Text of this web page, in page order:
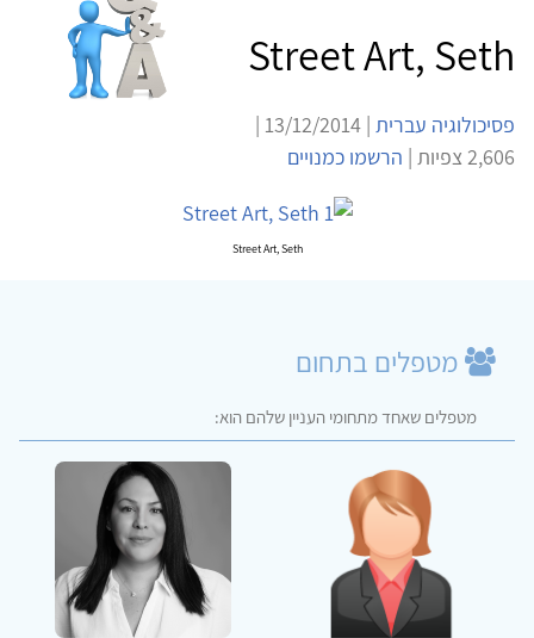
Street Art, Seth
פסיכולוגיה עברית
| 13/12/2014 |
2,606 צפיות |
הרשמו כמנויים
Street Art, Seth
מטפלים בתחום
מטפלים שאחד מתחומי העניין שלהם הוא: